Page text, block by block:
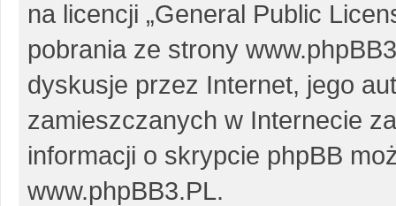
na licencji „General Public
pobrania ze strony
dyskusje przez Internet, jego
zamieszczanych w Internecie
informacji o skrypcie phpBB
www.phpBB3.PL.